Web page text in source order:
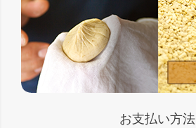
お支払い方法